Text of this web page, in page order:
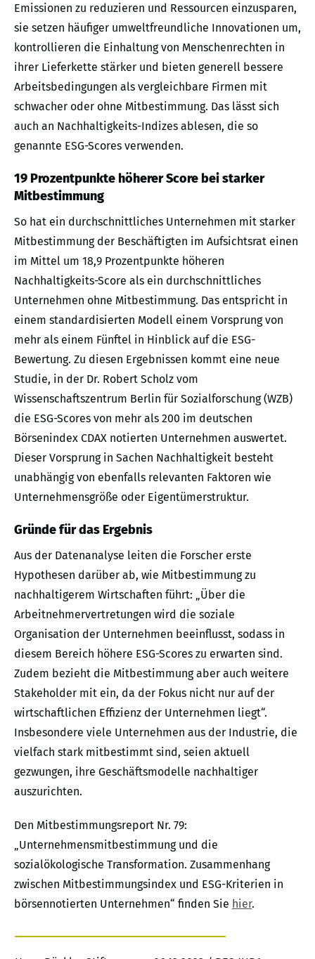
Emissionen zu reduzieren und Ressourcen einzusparen,
sie setzen häufiger umweltfreundliche Innovationen um,
kontrollieren die Einhaltung von Menschenrechten in
ihrer Lieferkette stärker und bieten generell bessere
Arbeitsbedingungen als vergleichbare Firmen mit
schwacher oder ohne Mitbestimmung. Das lässt sich
auch an Nachhaltigkeits-Indizes ablesen, die so
genannte ESG-Scores verwenden.
19 Prozentpunkte höherer Score bei starker
Mitbestimmung
So hat ein durchschnittliches Unternehmen mit starker
Mitbestimmung der Beschäftigten im Aufsichtsrat einen
im Mittel um 18,9 Prozentpunkte höheren
Nachhaltigkeits-Score als ein durchschnittliches
Unternehmen ohne Mitbestimmung. Das entspricht in
einem standardisierten Modell einem Vorsprung von
mehr als einem Fünftel in Hinblick auf die ESG-
Bewertung. Zu diesen Ergebnissen kommt eine neue
Studie, in der Dr. Robert Scholz vom
Wissenschaftszentrum Berlin für Sozialforschung (WZB)
die ESG-Scores von mehr als 200 im deutschen
Börsenindex CDAX notierten Unternehmen auswertet.
Dieser Vorsprung in Sachen Nachhaltigkeit besteht
unabhängig von ebenfalls relevanten Faktoren wie
Unternehmensgröße oder Eigentümerstruktur.
Gründe für das Ergebnis
Aus der Datenanalyse leiten die Forscher erste
Hypothesen darüber ab, wie Mitbestimmung zu
nachhaltigerem Wirtschaften führt: „Über die
Arbeitnehmervertretungen wird die soziale
Organisation der Unternehmen beeinflusst, sodass in
diesem Bereich höhere ESG-Scores zu erwarten sind.
Zudem bezieht die Mitbestimmung aber auch weitere
Stakeholder mit ein, da der Fokus nicht nur auf der
wirtschaftlichen Effizienz der Unternehmen liegt“.
Insbesondere viele Unternehmen aus der Industrie, die
vielfach stark mitbestimmt sind, seien aktuell
gezwungen, ihre Geschäftsmodelle nachhaltiger
auszurichten.
Den Mitbestimmungsreport Nr. 79:
„Unternehmensmitbestimmung und die
sozialökologische Transformation. Zusammenhang
zwischen Mitbestimmungsindex und ESG-Kriterien in
börsennotierten Unternehmen“ finden Sie hier.